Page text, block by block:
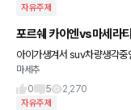
자유주제
포르쉐 카이엔vs마세라
아이가생겨서 suv차량생각중
이고 외부는 르반떼가좋아보
마세추
0
5 2,270
자유주제